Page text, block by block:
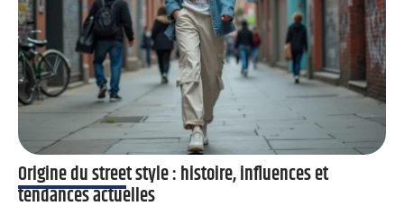
Origine du street style : histoire, influences et
tendances actuelles